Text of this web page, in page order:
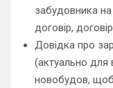
забудовника на
договір,
Довідка про
(актуально для
новобудов,